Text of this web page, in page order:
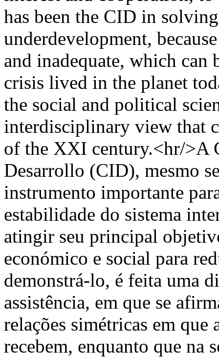
has been the CID in
underdevelopment,
and inadequate, which can
crisis lived in the planet
the social and political
interdisciplinary view that
of the XXI century.<hr/>A
Desarrollo (CID), mesmo
instrumento importante
estabilidade do sistema
atingir seu principal
económico e social para
demonstrá-lo, é feita uma
assistência, em que se
relações simétricas em que
recebem, enquanto que na